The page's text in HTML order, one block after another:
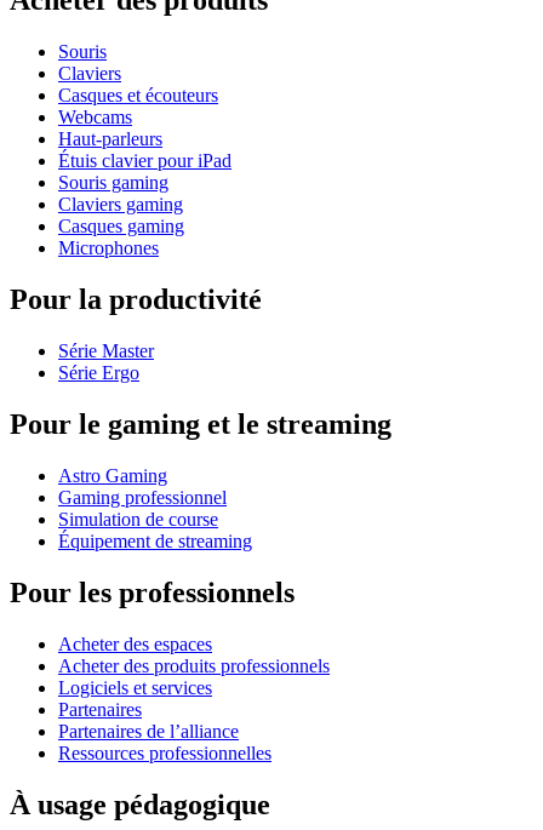
Souris
Claviers
Casques et écouteurs
Webcams
Haut-parleurs
Étuis clavier pour iPad
Souris gaming
Claviers gaming
Casques gaming
Microphones
Pour la productivité
Série Master
Série Ergo
Pour le gaming et le streaming
Astro Gaming
Gaming professionnel
Simulation de course
Équipement de streaming
Pour les professionnels
Acheter des espaces
Acheter des produits professionnels
Logiciels et services
Partenaires
Partenaires de l’alliance
Ressources professionnelles
À usage pédagogique